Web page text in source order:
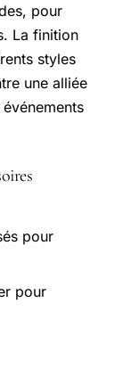
pour
La finition
styles
une alliée
pour
pour